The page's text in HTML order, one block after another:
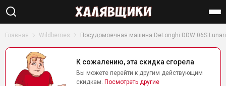
Найти
Главная Wildberries Посудомоечная машина DeLonghi DDW 06S
К сожалению, эта скидка сгорела
Вы можете перейти к другим действующим
скидкам. Посмотреть другие